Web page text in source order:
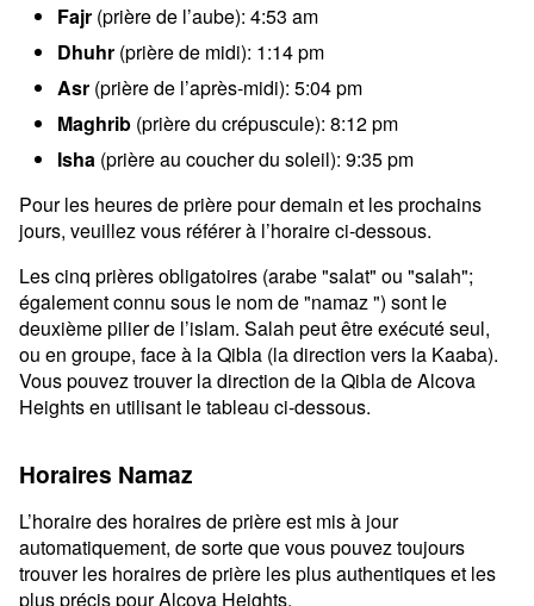
Fajr (prière de l’aube): 4:53 am
Dhuhr (prière de midi): 1:14 pm
Asr (prière de l’après-midi): 5:04 pm
Maghrib (prière du crépuscule): 8:12 pm
Isha (prière au coucher du soleil): 9:35 pm
Pour les heures de prière pour demain et les prochains
jours, veuillez vous référer à l’horaire ci-dessous.
Les cinq prières obligatoires (arabe "salat" ou "salah";
également connu sous le nom de "namaz ") sont le
deuxième pilier de l’islam. Salah peut être exécuté seul,
ou en groupe, face à la Qibla (la direction vers la Kaaba).
Vous pouvez trouver la direction de la Qibla de Alcova
Heights en utilisant le tableau ci-dessous.
Horaires Namaz
L’horaire des horaires de prière est mis à jour
automatiquement, de sorte que vous pouvez toujours
trouver les horaires de prière les plus authentiques et les
plus précis pour Alcova Heights.